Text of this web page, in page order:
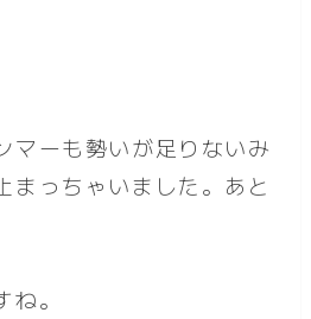
マーも勢いが足りないみ
まっちゃいました。あと
。